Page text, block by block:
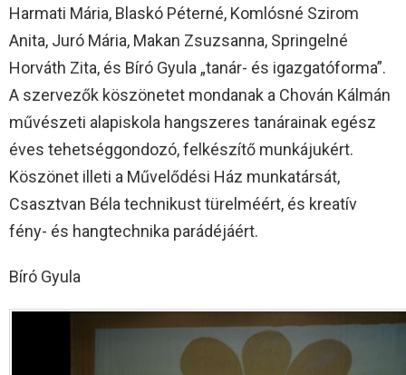
Harmati Mária, Blaskó Péterné, Komlósné Szirom
Anita, Juró Mária, Makan Zsuzsanna, Springelné
Horváth Zita, és Bíró Gyula „tanár- és igazgatóforma”.
A szervezők köszönetet mondanak a Chován Kálmán
művészeti alapiskola hangszeres tanárainak egész
éves tehetséggondozó, felkészítő munkájukért.
Köszönet illeti a Művelődési Ház munkatársát,
Csasztvan Béla technikust türelméért, és kreatív
fény- és hangtechnika parádéjáért.
Bíró Gyula